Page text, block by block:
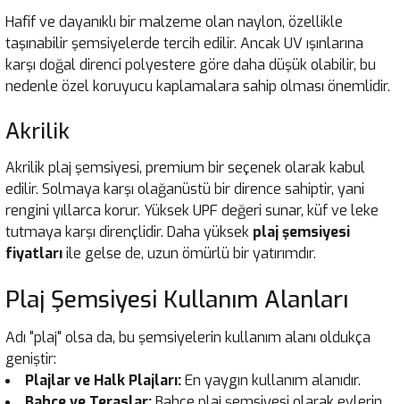
Hafif ve dayanıklı bir malzeme olan naylon, özellikle
taşınabilir şemsiyelerde tercih edilir. Ancak UV ışınlarına
karşı doğal direnci polyestere göre daha düşük olabilir, bu
nedenle özel koruyucu kaplamalara sahip olması önemlidir.
Akrilik
Akrilik plaj şemsiyesi, premium bir seçenek olarak kabul
edilir. Solmaya karşı olağanüstü bir dirence sahiptir, yani
rengini yıllarca korur. Yüksek UPF değeri sunar, küf ve leke
tutmaya karşı dirençlidir. Daha yüksek plaj şemsiyesi
fiyatlarıile gelse de, uzun ömürlü bir yatırımdır.
Plaj Şemsiyesi Kullanım Alanları
Adı "plaj" olsa da, bu şemsiyelerin kullanım alanı oldukça
geniştir:
Plajlar ve Halk Plajları:En yaygın kullanım alanıdır.